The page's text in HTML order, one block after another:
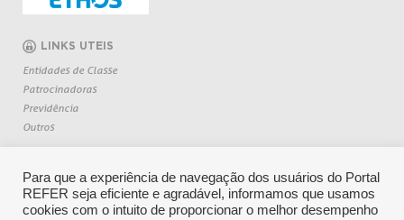
LINKS UTEIS
Entidades de Classe
Patrocinadoras
Previdência
Outros
Para que a experiência de navegação dos usuários do Portal
REFER seja eficiente e agradável, informamos que usamos
cookies com o intuito de proporcionar o melhor desempenho